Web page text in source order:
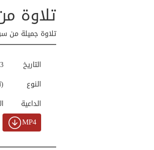
تلاوة من
تلاوة جميلة من
13-
التاريخ
النوع
الداعية
MP4